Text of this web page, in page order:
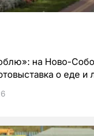
на Ново-
о еде и